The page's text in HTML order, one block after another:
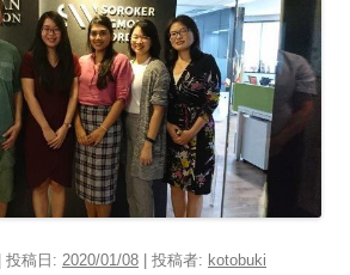
| 投稿日: 2020/01/08 投稿者: kotobuki